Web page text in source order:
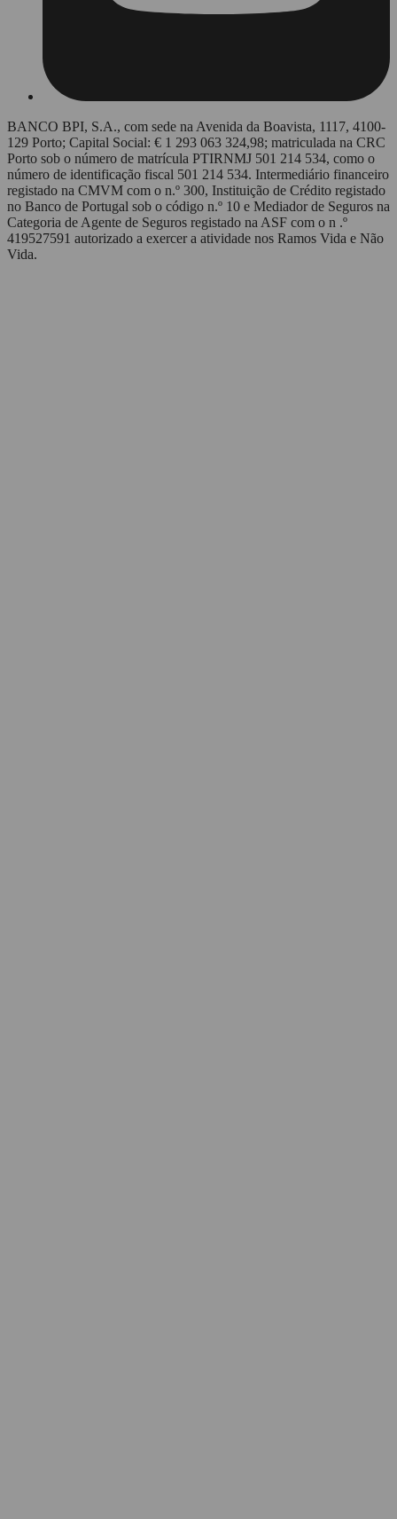
BANCO BPI, S.A., com sede na Avenida da Boavista, 1117, 4100-
129 Porto; Capital Social: € 1 293 063 324,98; matriculada na CRC
Porto sob o número de matrícula PTIRNMJ 501 214 534, como o
número de identificação fiscal 501 214 534. Intermediário financeiro
registado na CMVM com o n.º 300, Instituição de Crédito registado
no Banco de Portugal sob o código n.º 10 e Mediador de Seguros na
Categoria de Agente de Seguros registado na ASF com o n .º
419527591 autorizado a exercer a atividade nos Ramos Vida e Não
Vida.